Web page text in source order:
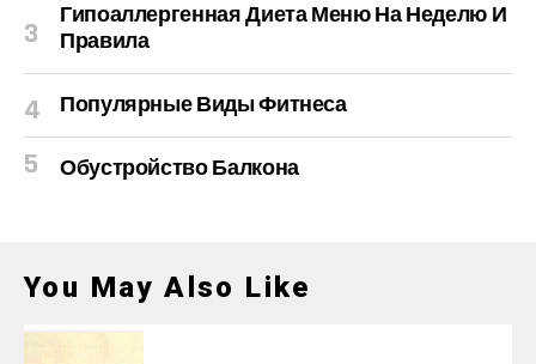
Гипоаллергенная Диета Меню На Неделю И
Правила
Популярные Виды Фитнеса
Обустройство Балкона
You May Also Like